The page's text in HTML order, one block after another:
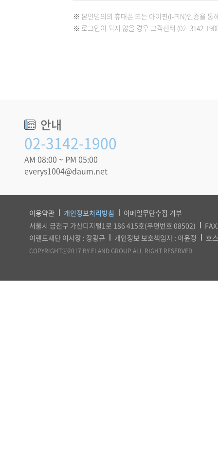
※ 본인명의의 휴대폰 또는 아이핀(I-PIN)인증을 통
※ 로그인이 되지 않을 경우 고객센터 (02- 3142-
안내
02-3142-1900
AM 08:00 ~ PM 05:00
everys1004@daum.net
이용약관 개인정보처리방침
이메일무단수집 거부
서울시 금천구 가산디지털1로 186 415호(우편번호 08502)
이랜드재단 이사장 : 장광규
개인정보 보호책임자 : 이윤정 호
COPYRIGHTⓒ2017 BY ELAND GROUP ALL RIGHT RESERVED